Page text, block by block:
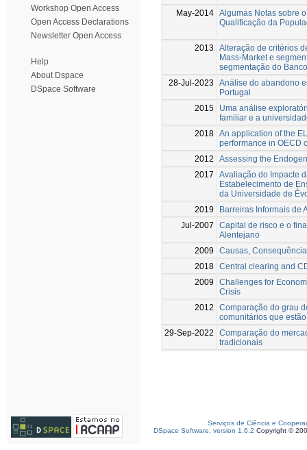
Workshop Open Access
Open Access Declarations
Newsletter Open Access
Help
About Dspace
DSpace Software
May-2014 Algumas Notas sobre
Qualificação da
2013
Alteração de critérios
Mass-Market e
segmentação do
28-Jul-2023
Análise do abandono
Portugal
2015
Uma análise
familiar e a
2018 An application of the
performance in OECD
2012
Assessing the
2017
Avaliação do Impacte
Estabelecimento de
da Universidade de
2019
Barreiras Informais de
Jul-2007
Capital de risco e o
Alentejano
2009
Causas,
2018 Central clearing and
2009
Challenges for
Crisis
2012
Comparação do grau
comunitários que
29-Sep-2022
Comparação do
tradicionais
Serviços de Ciência e
DSpace Software, version 1.6.2 Copyright ©